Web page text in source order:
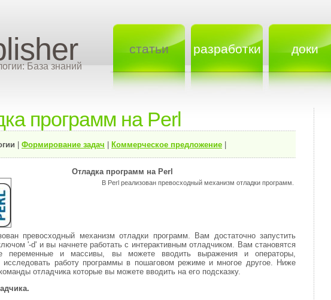
База знаний
статьи разработки доки
программ на Perl
Формирование задач Коммерческое предложение
Отладка программ на Perl
В Perl реализован превосходный механизм отладки программ.
превосходный механизм отладки программ. Вам достаточно запустить
'-d' и вы начнете работать с интерактивным отладчиком. Вам становятся
переменные и массивы, вы можете вводить выражения и операторы,
исследовать работу программы в пошаговом режиме и многое другое. Ниже
отладчика которые вы можете вводить на его подсказку.